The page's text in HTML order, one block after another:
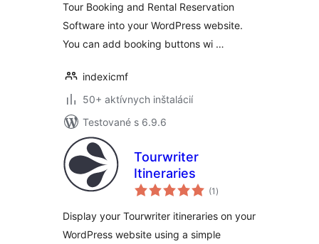
Tour Booking and Rental Reservation
Software into your WordPress website.
You can add booking buttons wi …
indexicmf
50+ aktívnych inštalácií
Testované s 6.9.6
Tourwriter
Itineraries
(1 celkové
hodnotenie
)
Display your Tourwriter itineraries on your
WordPress website using a simple